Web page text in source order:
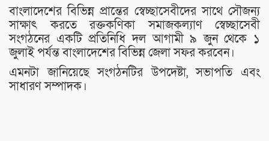
বাংলাদেশের বিভিন্ন প্রান্তের স্বেচ্ছাসেবীদের সাথে সৌজন্য
সাক্ষাৎ করতে রক্তকণিকা সমাজকল্যাণ স্বেচ্ছাসেবী
সংগঠনের একটি প্রতিনিধি দল আগামী ৯ জুন থেকে ১
জুলাই পর্যন্ত বাংলাদেশের বিভিন্ন জেলা সফর করবেন।
এমনটা জানিয়েছে সংগঠনটির উপদেষ্টা, সভাপতি এবং
সাধারণ সম্পাদক।